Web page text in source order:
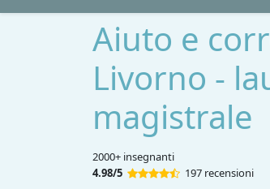
Aiuto e
Livorno -
magistrale
2000+ insegnanti
4.98/5
197 recensioni